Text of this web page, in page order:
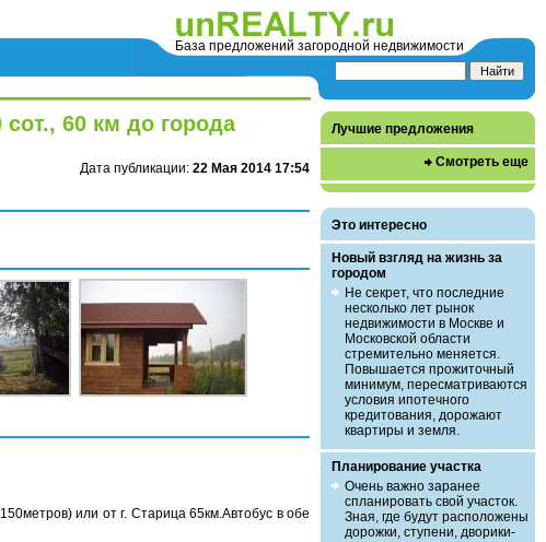
База предложений загородной недвижимости
60 км до города
Дата публикации: 22 Мая 2014 17:54
или от г. Старица 65км.Автобус в обе
Лучшие предложения
Смотреть еще
Это интересно
Новый взгляд на жизнь за
городом
Не секрет, что последние
несколько лет рынок
недвижимости в Москве и
Московской области
стремительно меняется.
Повышается прожиточный
минимум, пересматриваются
условия ипотечного
кредитования, дорожают
квартиры и земля.
Планирование участка
Очень важно заранее
спланировать свой участок.
Зная, где будут расположены
дорожки, ступени, дворики-